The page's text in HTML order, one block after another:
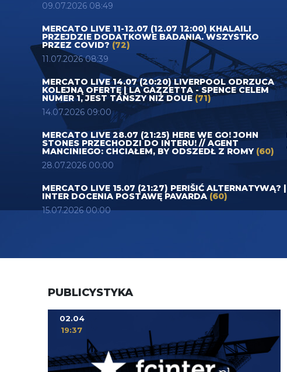
09.07.2026 08:49
MERCATO LIVE 11-12.07 (12.07 12:00) KHALAILI
PRZEJDZIE DODATKOWE BADANIA. WSZYSTKO
PRZEZ COVID? (72)
11.07.2026 08:39
MERCATO LIVE 14.07 (20:20) LIVERPOOL ODRZUCA
KOLEJNĄ OFERTĘ | LA GAZZETTA - SPENCE CELEM
NUMER 1, JEST TAŃSZY NIŻ DOUE(71)
14.07.2026 09:00
MERCATO LIVE 28.07 (21:25) HERE WE GO! JOHN
STONES PRZECHODZI DO INTERU! // AGENT
MANCINIEGO: CHCIAŁEM, BY ODSZEDŁ Z ROMY (60)
28.07.2026 00:00
MERCATO LIVE 15.07 (21:27) PERIŠIĆ ALTERNATYWĄ? |
INTER DOCENIA POSTAWĘ PAVARDA (60)
15.07.2026 00:00
PUBLICYSTYKA
02.04
19:37